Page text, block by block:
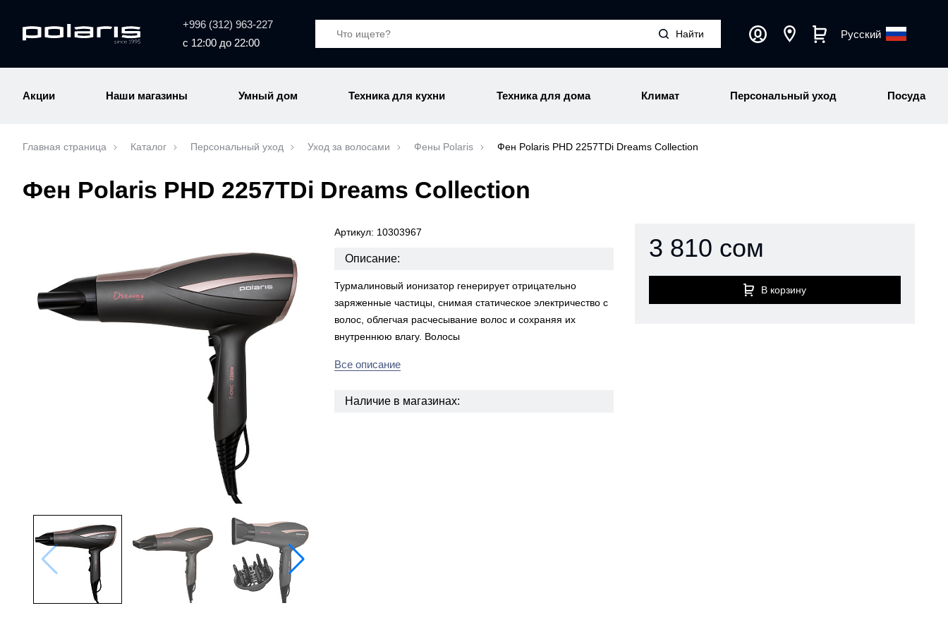
+996 (312) 963-227
с 12:00 до 22:00
Русский
Акции Наши магазины Умный дом Техника для кухни Техника для дома Климат Персональный уход Посуда
Главная страница Каталог Персональный уход Уход за волосами Фены Polaris Фен Polaris PHD 2257TDi Dreams Collection
Фен Polaris PHD 2257TDi Dreams Collection
Артикул: 10303967
Описание:
Турмалиновый ионизатор генерирует отрицательно
заряженные частицы, снимая статическое электричество с
волос, облегчая расчесывание волос и сохраняя их
внутреннюю влагу. Волосы
Все описание
Наличие в магазинах:
3 810 сом
В корзину